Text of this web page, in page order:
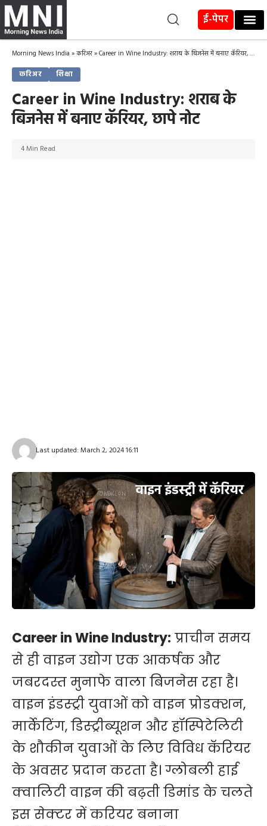
ई-पेपर
Morning News India »करिअर»Career in Wine Industry: शराब के बिजनेस में बनाए कॅरियर, छापे नोट
करिअर शिक्षा
Career in Wine Industry: शराब के
बिजनेस में बनाए कॅरियर, छापे नोट
Last updated: March 2, 2024 16:11
4 Min Read
Career in Wine Industry: प्राचीन समय
से ही वाइन उद्योग एक आकर्षक और
जबरदस्त मुनाफे वाला बिजनेस रहा है।
वाइन इंडस्ट्री युवाओं को वाइन प्रोडक्शन,
मार्केटिंग, डिस्ट्रीब्यूशन और हॉस्पिटेलिटी
के शौकीन युवाओं के लिए विविध कॅरियर
के अवसर प्रदान करता है। ग्लोबली हाई
क्वालिटी वाइन की बढ़ती डिमांड के चलते
इस सेक्टर में करियर बनाना